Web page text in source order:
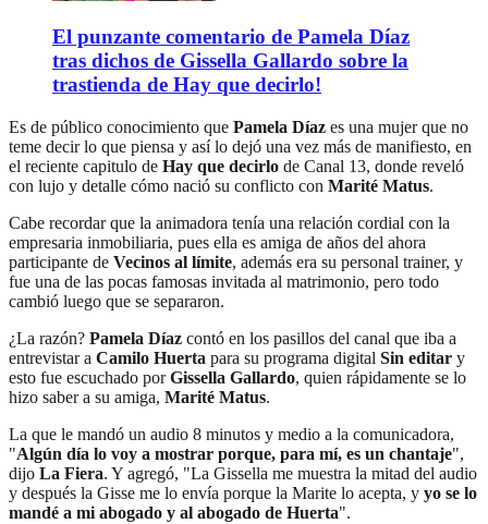
El punzante comentario de Pamela Díaz
tras dichos de Gissella Gallardo sobre la
trastienda de Hay que decirlo!
Es de público conocimiento que Pamela Díaz es una mujer que no
teme decir lo que piensa y así lo dejó una vez más de manifiesto, en
el reciente capitulo de Hay que decirlo de Canal 13, donde reveló
con lujo y detalle cómo nació su conflicto con Marité Matus.
Cabe recordar que la animadora tenía una relación cordial con la
empresaria inmobiliaria, pues ella es amiga de años del ahora
participante de Vecinos al límite, además era su personal trainer, y
fue una de las pocas famosas invitada al matrimonio, pero todo
cambió luego que se separaron.
¿La razón? Pamela Díaz contó en los pasillos del canal que iba a
entrevistar a Camilo Huerta para su programa digital Sin editar y
esto fue escuchado porGissella Gallardo, quien rápidamente se lo
hizo saber a su amiga, Marité Matus.
La que le mandó un audio 8 minutos y medio a la comunicadora,
"Algún día lo voy a mostrar porque, para mí, es un chantaje",
dijo La Fiera. Y agregó, "La Gissella me muestra la mitad del audio
y después la Gisse me lo envía porque la Marite lo acepta, y yo se lo
mandé a mi abogado y al abogado de Huerta".